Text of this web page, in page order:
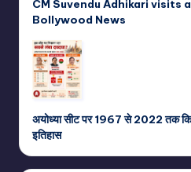
CM Suvendu Adhikari visits
Bollywood News
अयोध्या सीट पर 1967 से 2022 तक किस
इतिहास